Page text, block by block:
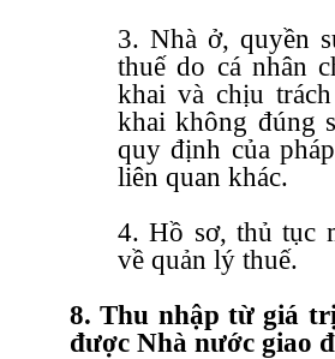
3. Nhà ở, quyền
thuế do cá nhân
khai và chịu
khai không đúng
quy định của
liên quan khác.
4. Hồ sơ, thủ tục
về quản lý thuế.
8. Thu nhập từ giá
được Nhà nước giao